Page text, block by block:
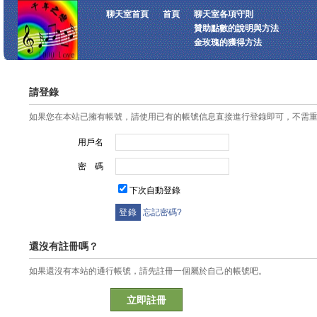
聊天室首頁 首頁
聊天室各項守則
贊助點數的說明與方法
金玫瑰的獲得方法
請登錄
如果您在本站已擁有帳號，請使用已有的帳號信息直接進行登錄即可，不需
用戶名
密 碼
下次自動登錄
忘記密碼?
還沒有註冊嗎？
如果還沒有本站的通行帳號，請先註冊一個屬於自己的帳號吧。
立即註冊